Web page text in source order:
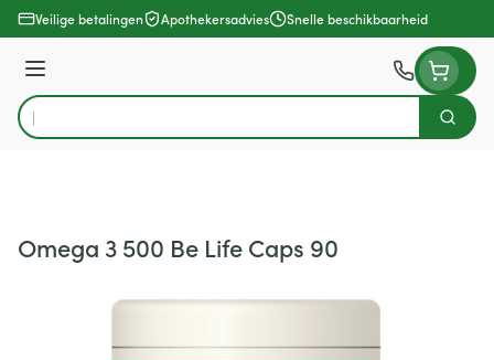
Ga naar de inhoud
Veilige betalingen Apothekersadvies Snelle beschikbaarheid
Menu
Product, merk, categorie...
Zoek
Omega 3 500 Be Life Caps 90